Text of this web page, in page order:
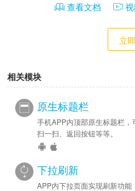
查看文档
立
相关模块
原生标题栏
手机APP内顶部原生标题栏，
扫一扫、返回按钮等等。
下拉刷新
APP内下拉页面实现刷新功